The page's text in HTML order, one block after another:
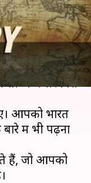
चाहे आप
अन्य सरकारी
आपको भारत
में भी पढ़ना
हैं, जो आपको